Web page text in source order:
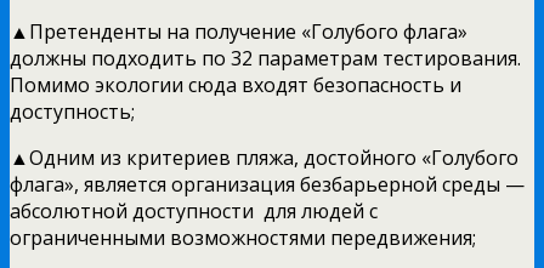
▲Претенденты на получение «Голубого флага»
должны подходить по 32 параметрам тестирования.
Помимо экологии сюда входят безопасность и
доступность;
▲Одним из критериев пляжа, достойного «Голубого
флага», является организация безбарьерной среды —
абсолютной доступности для людей с
ограниченными возможностями передвижения;